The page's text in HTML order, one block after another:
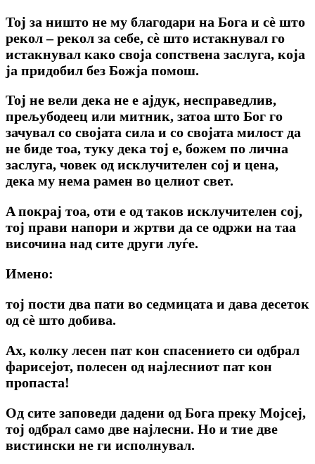
Тој за ништо не му благодари на Бога и сѐ што
рекол – рекол за себе, сѐ што истакнувал го
истакнувал какo своја сопствена заслуга, која
ја придобил без Божја помош.
Тој не вели дека не е ајдук, несправедлив,
прељубодеец или митник, затоа што Бог го
зачувал co својата сила и co својата милост да
не биде тоа, туку дека тој е, божем по лична
заслуга, човек од исклучителен сој и цена,
дека му нема рамен во целиот свет.
Α покрај тоа, оти е од таков исклучителен coj,
тој прави напори и жртви да се одржи на таа
височина над сите други луѓе.
Имено:
тој пости два пати во седмицата и дава десеток
од сѐ што добива.
Ах, колку лесен пат кон спасението си одбрал
фарисејот, полесен од најлесниот пат кон
пропаста!
Од сите заповеди дадени од Бога преку Мојсеј,
тој одбрал само две најлесни. Но и тие две
вистински не ги исполнувал.